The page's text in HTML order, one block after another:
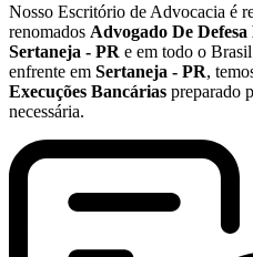
Nosso Escritório de Advocacia é
renomados Advogado De
Sertaneja - PR e em todo o
enfrente em Sertaneja - PR,
Execuções Bancárias preparado
necessária.